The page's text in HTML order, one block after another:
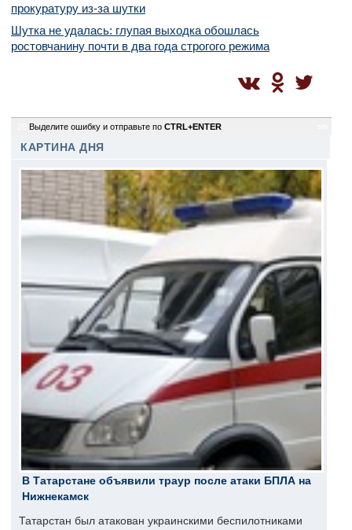
прокуратуру из-за шутки
Шутка не удалась: глупая выходка обошлась
ростовчанину почти в два года строгого режима
Выделите ошибку и отправьте по CTRL+ENTER
КАРТИНА ДНЯ
В Татарстане объявили траур после атаки БПЛА на
Нижнекамск
Татарстан был атакован украинскими беспилотниками